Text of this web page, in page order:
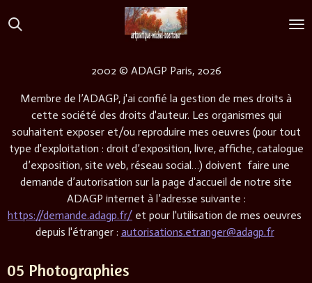
au
2002 © ADAGP Paris, 2026
Membre de l’ADAGP, j'ai confié la gestion de mes droits à
cette société des droits d'auteur. Les organismes qui
souhaitent exposer et/ou reproduire mes oeuvres (pour tout
type d'exploitation : droit d’exposition, livre, affiche, catalogue
d’exposition, site web, réseau social…) doivent faire une
demande d’autorisation sur la page d'accueil de notre site
ADAGP internet à l’adresse suivante :
https://demande.adagp.fr/ et pour l'utilisation de mes oeuvres
depuis l'étranger : autorisations.etranger@adagp.fr
05 Photographies